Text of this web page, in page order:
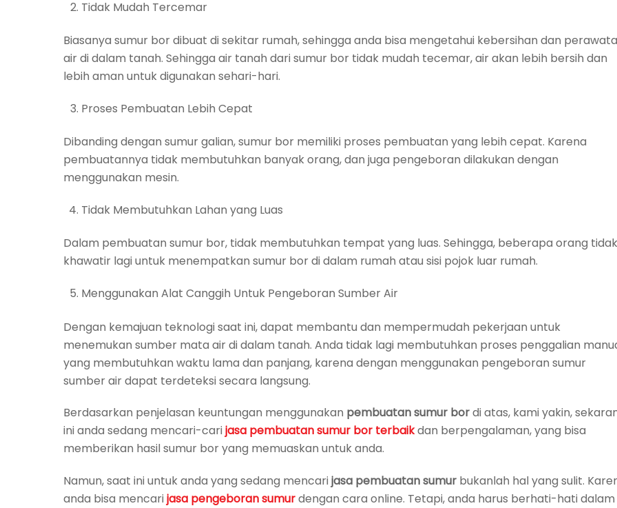
Tidak Mudah Tercemar
Biasanya sumur bor dibuat di sekitar rumah, sehingga anda bisa mengetahui kebersihan dan
air di dalam tanah. Sehingga air tanah dari sumur bor tidak mudah tecemar, air akan lebih bersih dan
lebih aman untuk digunakan sehari-hari.
Proses Pembuatan Lebih Cepat
Dibanding dengan sumur galian, sumur bor memiliki proses pembuatan yang lebih cepat. Karena
pembuatannya tidak membutuhkan banyak orang, dan juga pengeboran dilakukan dengan
menggunakan mesin.
Tidak Membutuhkan Lahan yang Luas
Dalam pembuatan sumur bor, tidak membutuhkan tempat yang luas. Sehingga, beberapa orang tidak
khawatir lagi untuk menempatkan sumur bor di dalam rumah atau sisi pojok luar rumah.
Menggunakan Alat Canggih Untuk Pengeboran Sumber Air
Dengan kemajuan teknologi saat ini, dapat membantu dan mempermudah pekerjaan untuk
menemukan sumber mata air di dalam tanah. Anda tidak lagi membutuhkan proses penggalian
yang membutuhkan waktu lama dan panjang, karena dengan menggunakan pengeboran sumur
sumber air dapat terdeteksi secara langsung.
Berdasarkan penjelasan keuntungan menggunakan pembuatan sumur bordi atas, kami yakin,
ini anda sedang mencari-carijasa pembuatan sumur bor terbaikdan berpengalaman, yang bisa
memberikan hasil sumur bor yang memuaskan untuk anda.
Namun, saat ini untuk anda yang sedang mencarijasa pembuatan sumur bukanlah hal yang sulit.
anda bisa mencarijasa pengeboran sumurdengan cara online. Tetapi, anda harus berhati-hati dalam